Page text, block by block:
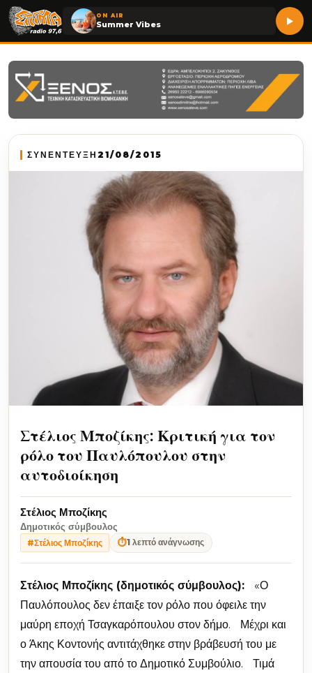
ON AIR
Summer Vibes
ΣΥΝΕΝΤΕΥΞΗ 21/08/2015
Στέλιος Μποζίκης: Κριτική για τον
ρόλο του Παυλόπουλου στην
αυτοδιοίκηση
Στέλιος Μποζίκης
Δημοτικός σύμβουλος
#Στέλιος Μποζίκης ⏱1 λεπτό ανάγνωσης
Στέλιος Μποζίκης (δημοτικός σύμβουλος): «Ο
Παυλόπουλος δεν έπαιξε τον ρόλο που όφειλε την
μαύρη εποχή Τσαγκαρόπουλου στον δήμο. Μέχρι και
ο Άκης Κοντονής αντιτάχθηκε στην βράβευσή του με
την απουσία του από το Δημοτικό Συμβούλιο. Τιμά